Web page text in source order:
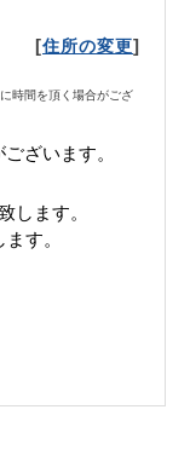
[住所の変更]
時間を頂く場合がござ
ざいます。
します。
す。